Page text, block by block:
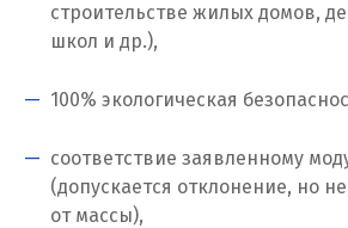
Ишим
Калининград
строительстве жилых домов,
школ и др.),
100% экологическая
соответствие заявленному
(допускается отклонение, но
от массы),